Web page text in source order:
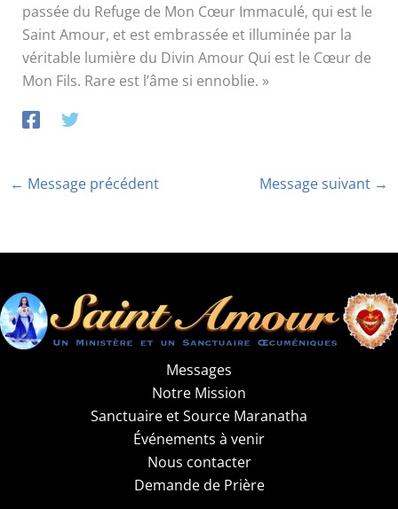
passée du Refuge de Mon Cœur Immaculé, qui est le
Saint Amour, et est embrassée et illuminée par la
véritable lumière du Divin Amour Qui est le Cœur de
Mon Fils. Rare est l’âme si ennoblie. »
← Message précédent Message suivant →
Messages
Notre Mission
Sanctuaire et Source Maranatha
Événements à venir
Nous contacter
Demande de Prière